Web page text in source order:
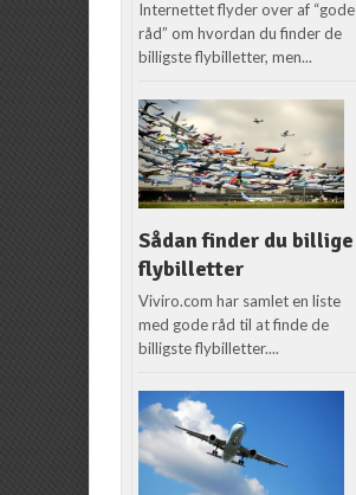
Internettet flyder over af “gode
råd” om hvordan du finder de
billigste flybilletter, men...
Sådan finder du billige
flybilletter
Viviro.com har samlet en liste
med gode råd til at finde de
billigste flybilletter....